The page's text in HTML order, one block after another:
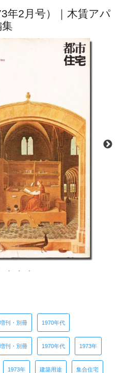
年2月号）｜木賃アパ
刊・別冊 1970年代
刊・別冊 1970年代 1973年
1973年 建築用途 集合住宅